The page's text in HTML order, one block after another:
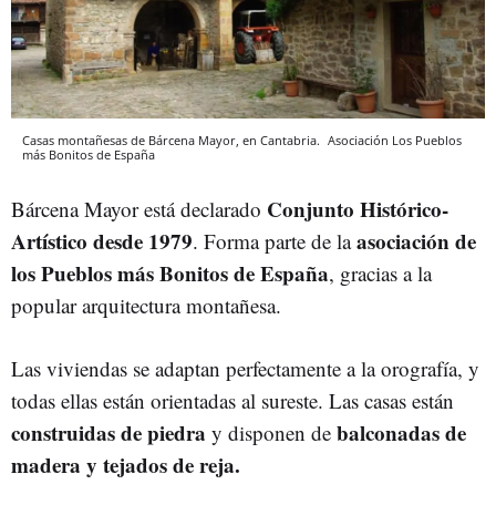
Casas montañesas de Bárcena Mayor, en Cantabria. Asociación Los Pueblos
más Bonitos de España
Bárcena Mayor está declarado Conjunto Histórico-
Artístico desde 1979. Forma parte de laasociación de
los Pueblos más Bonitos de España, gracias a la
popular arquitectura montañesa.
Las viviendas se adaptan perfectamente a la orografía, y
todas ellas están orientadas al sureste. Las casas están
construidas de piedra y disponen de balconadas de
madera y tejados de reja.